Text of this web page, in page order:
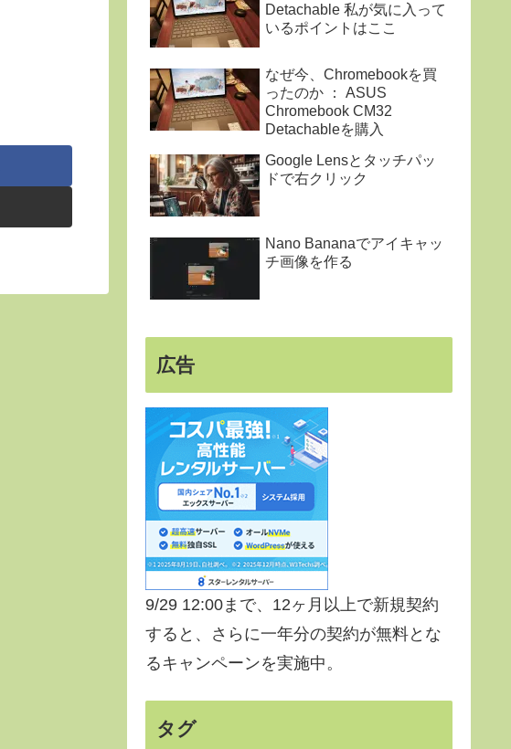
Detachable 私が気に入って
いるポイントはここ
なぜ今、Chromebookを買
ったのか ： ASUS
Chromebook CM32
Detachableを購入
Google Lensとタッチパッ
ドで右クリック
Nano Bananaでアイキャッ
チ画像を作る
広告
9/29 12:00まで、12ヶ月以上で新規契約
すると、さらに一年分の契約が無料とな
るキャンペーンを実施中。
タグ